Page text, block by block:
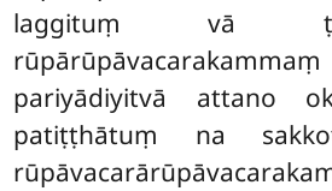
laggituṃ vā
pariyādiyitvā attano
patiṭṭhātuṃ na